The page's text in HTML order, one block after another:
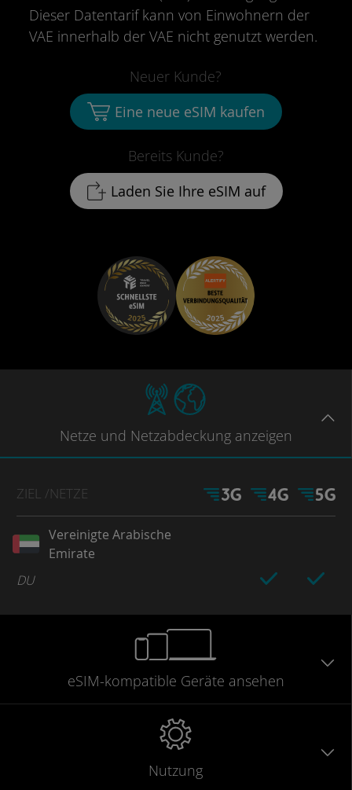
Dieser Datentarif kann von Einwohnern der
VAE innerhalb der VAE nicht genutzt werden.
Bereits Kunde?
Laden Sie Ihre eSIM auf
Neuer Kunde?
Eine neue eSIM kaufen
Netze und Netzabdeckung anzeigen
ZIEL /NETZE
Vereinigte Arabische
Emirate
DU
eSIM-kompatible Geräte ansehen
Nutzung